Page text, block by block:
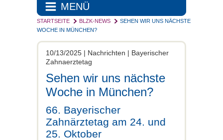
MENÜ
STARTSEITE BLZK-NEWS
SEHEN WIR UNS NÄCHSTE
WOCHE IN MÜNCHEN?
10/13/2025 | Nachrichten | Bayerischer
Zahnaerztetag
Sehen wir uns nächste
Woche in München?
66. Bayerischer
Zahnärztetag am 24. und
25. Oktober